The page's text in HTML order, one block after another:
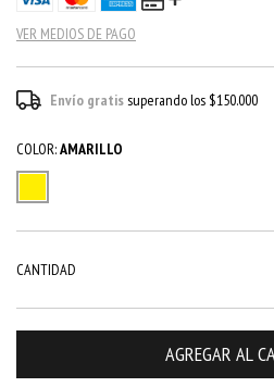
VER MEDIOS DE PAGO
Envío gratissuperando los $150.000
COLOR:AMARILLO
CANTIDAD